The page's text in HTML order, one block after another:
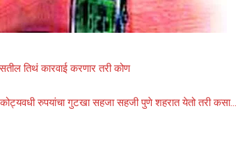
तिथं कारवाई करणार तरी कोण
कोट्यवधी रुपयांचा गुटखा सहजा सहजी पुणे शहरात येतो तरी कसा…